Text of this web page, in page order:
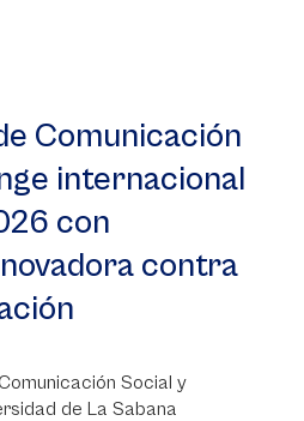
Comunicación
internacional
con
contra
Social y
de La Sabana